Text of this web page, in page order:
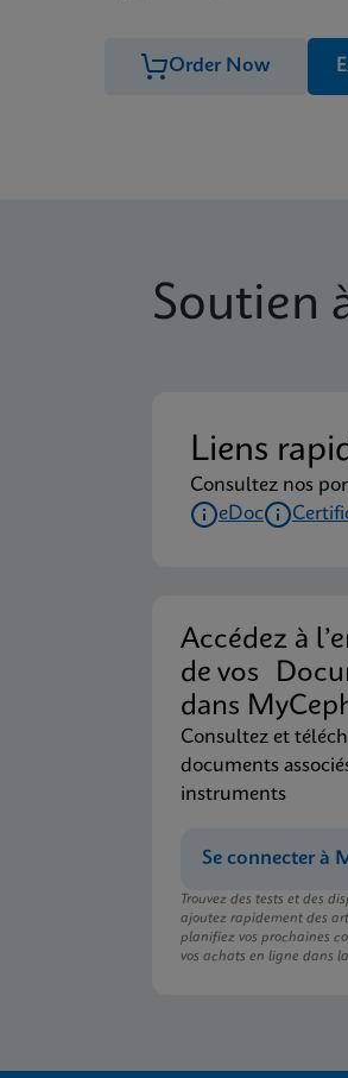
Order Now
Soutien
Liens
Consultez nos
eDoc
Accédez à
de vos
dans
Consultez et
documents
instruments
Se connecter à
Trouvez des tests et des
ajoutez rapidement des
planifiez vos prochaines
vos achats en ligne dans